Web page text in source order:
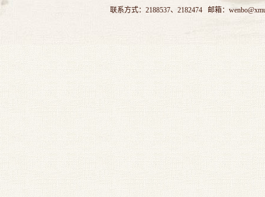
联系方式：2188537、2182474 邮箱：